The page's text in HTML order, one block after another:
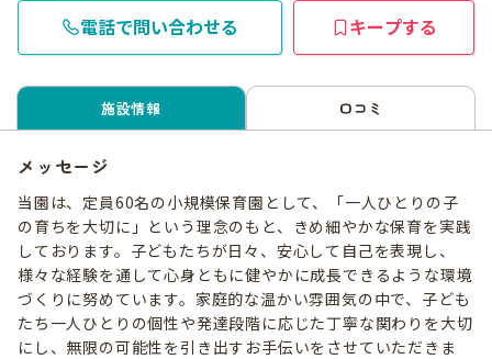
電話で問い合わせる キープする
施設情報 口コミ
メッセージ
当園は、定員60名の小規模保育園として、「一人ひとりの子
の育ちを大切に」という理念のもと、きめ細やかな保育を実践
しております。子どもたちが日々、安心して自己を表現し、
様々な経験を通して心身ともに健やかに成長できるような環境
づくりに努めています。家庭的な温かい雰囲気の中で、子ども
たち一人ひとりの個性や発達段階に応じた丁寧な関わりを大切
にし、無限の可能性を引き出すお手伝いをさせていただきま